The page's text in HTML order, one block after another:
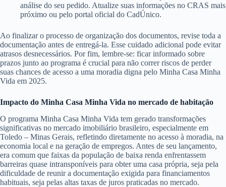
análise do seu pedido. Atualize suas informações no CRAS mais
próximo ou pelo portal oficial do CadÚnico.
Ao finalizar o processo de organização dos documentos, revise toda a
documentação antes de entregá-la. Esse cuidado adicional pode evitar
atrasos desnecessários. Por fim, lembre-se: ficar informado sobre
prazos junto ao programa é crucial para não correr riscos de perder
suas chances de acesso a uma moradia digna pelo Minha Casa Minha
Vida em 2025.
Impacto do Minha Casa Minha Vida no mercado de habitação
O programa Minha Casa Minha Vida tem gerado transformações
significativas no mercado imobiliário brasileiro, especialmente em
Toledo – Minas Gerais, refletindo diretamente no acesso à moradia, na
economia local e na geração de empregos. Antes de seu lançamento,
era comum que faixas da população de baixa renda enfrentassem
barreiras quase intransponíveis para obter uma casa própria, seja pela
dificuldade de reunir a documentação exigida para financiamentos
habituais, seja pelas altas taxas de juros praticadas no mercado.